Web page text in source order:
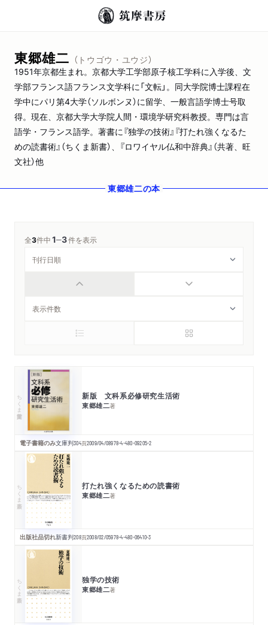
東郷雄二 （トウゴウ・ユウジ）
1951年京都生まれ。京都大学工学部原子核工学科に入学後、文
学部フランス語フランス文学科に「文転」。同大学院博士課程在
学中にパリ第4大学（ソルボンヌ）に留学、一般言語学博士号取
得。現在、京都大学大学院人間・環境学研究科教授。専門は言
語学・フランス語学。著書に『独学の技術』『打たれ強くなるた
めの読書術』（ちくま新書）、『ロワイヤル仏和中辞典』（共著、旺
文社）他
東郷雄二の本
全3件中1─3件を表示
ちくま学芸文庫 新版 文科系必修研究生活術
東郷雄二著
電子書籍のみ文庫判304頁2009/04/08978-4-480-09205-2
ちくま新書 打たれ強くなるための読書術
東郷雄二著
出版社品切れ新書判208頁2008/02/05978-4-480-06410-3
ちくま新書 独学の技術
東郷雄二著